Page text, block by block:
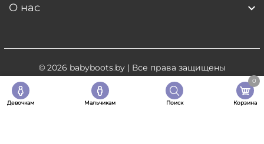
Девочкам Мальчикам Поиск Корзина
0
О нас
© 2026 babyboots.by| Все права защищены
Разработка сайта - 5digital.by